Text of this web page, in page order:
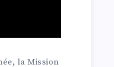
la Mission